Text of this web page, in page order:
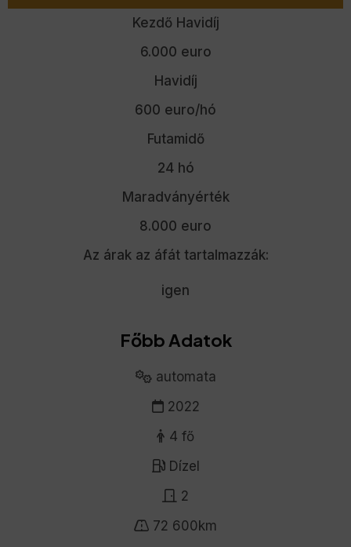
Kezdő Havidíj
6.000 euro
Havidíj
600 euro/hó
Futamidő
24 hó
Maradványérték
8.000 euro
Az árak az áfát tartalmazzák:
igen
Főbb Adatok
automata
2022
4 fő
Dízel
2
72 600km